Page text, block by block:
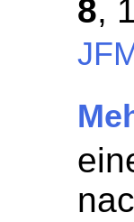
8,